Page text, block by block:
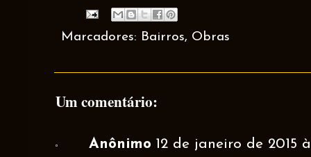
Marcadores: Bairros, Obras
Um comentário:
Anônimo 12 de janeiro de 2015